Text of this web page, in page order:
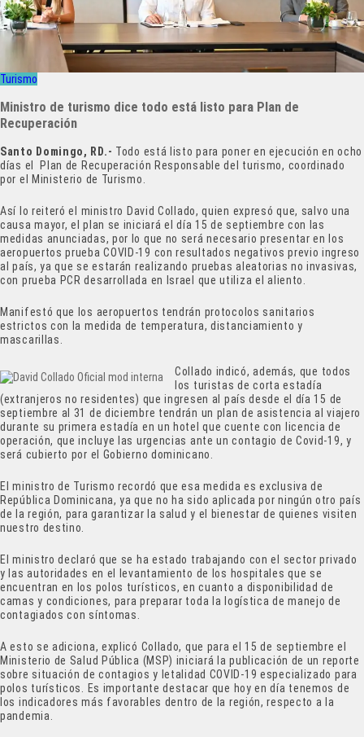
Turismo
Ministro de turismo dice todo está listo para Plan de
Recuperación
Santo Domingo, RD.- Todo está listo para poner en ejecución en ocho
días el Plan de Recuperación Responsable del turismo, coordinado
por el Ministerio de Turismo.
Así lo reiteró el ministro David Collado, quien expresó que, salvo una
causa mayor, el plan se iniciará el día 15 de septiembre con las
medidas anunciadas, por lo que no será necesario presentar en los
aeropuertos prueba COVID-19 con resultados negativos previo ingreso
al país, ya que se estarán realizando pruebas aleatorias no invasivas,
con prueba PCR desarrollada en Israel que utiliza el aliento.
Manifestó que los aeropuertos tendrán protocolos sanitarios
estrictos con la medida de temperatura, distanciamiento y
mascarillas.
Collado indicó, además, que todos
los turistas de corta estadía
(extranjeros no residentes) que ingresen al país desde el día 15 de
septiembre al 31 de diciembre tendrán un plan de asistencia al viajero
durante su primera estadía en un hotel que cuente con licencia de
operación, que incluye las urgencias ante un contagio de Covid-19, y
será cubierto por el Gobierno dominicano.
El ministro de Turismo recordó que esa medida es exclusiva de
República Dominicana, ya que no ha sido aplicada por ningún otro país
de la región, para garantizar la salud y el bienestar de quienes visiten
nuestro destino.
El ministro declaró que se ha estado trabajando con el sector privado
y las autoridades en el levantamiento de los hospitales que se
encuentran en los polos turísticos, en cuanto a disponibilidad de
camas y condiciones, para preparar toda la logística de manejo de
contagiados con síntomas.
A esto se adiciona, explicó Collado, que para el 15 de septiembre el
Ministerio de Salud Pública (MSP) iniciará la publicación de un reporte
sobre situación de contagios y letalidad COVID-19 especializado para
polos turísticos. Es importante destacar que hoy en día tenemos de
los indicadores más favorables dentro de la región, respecto a la
pandemia.